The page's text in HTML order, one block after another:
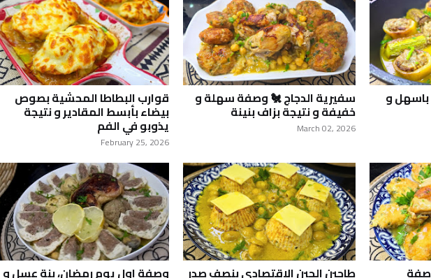
باسهل و سفيرية الدجاج 🐔 وصفة سهلة و
خفيفة و نتيجة بزاف بنينة
March 02, 2026
قوارب البطاطا المحشية بصوص
بيضاء بأبسط المقادير و نتيجة
يذوبو في الفم
February 25, 2026
طاجين الجبن الاقتصادي بنصف صدر وصفة اول يوم رمضان، بنة عسل و